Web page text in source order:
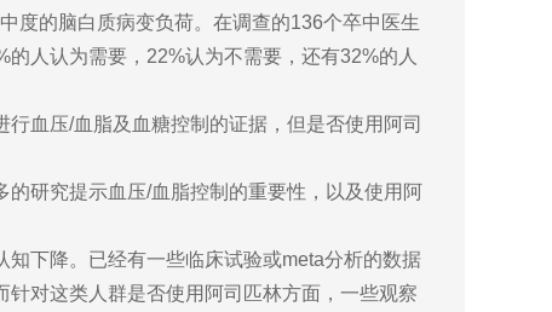
度的脑白质病变负荷。在调查的136个卒中医生
人认为需要，22%认为不需要，还有32%的人
血压/血脂及血糖控制的证据，但是否使用阿司
研究提示血压/血脂控制的重要性，以及使用阿
下降。已经有一些临床试验或meta分析的数据
对这类人群是否使用阿司匹林方面，一些观察